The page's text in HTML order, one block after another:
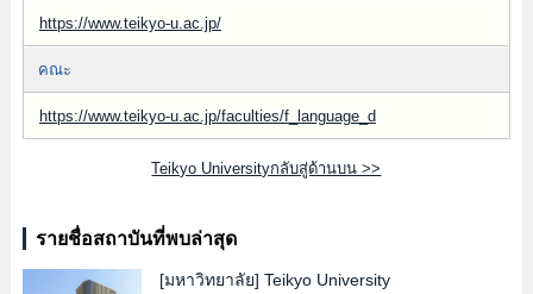
https://www.teikyo-u.ac.jp/
คณะ
https://www.teikyo-u.ac.jp/faculties/f_language_d
Teikyo Universityกลับสู่ด้านบน >>
รายชื่อสถาบันที่พบล่าสุด
[มหาวิทยาลัย] Teikyo University